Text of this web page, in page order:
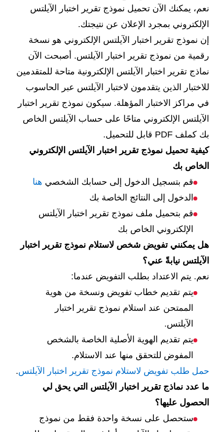
نعم، يمكنك الآن تحميل نموذج تقرير اختبار الآيلتس
الإلكتروني بمجرد الإعلان عن نتيجتك.
إن نموذج تقرير اختبار الآيلتس الإلكتروني هو نسخة
رقمية من نموذج تقرير اختبار الآيلتس. أصبحت الآن
نماذج تقرير اختبار الآيلتس الإلكترونية متاحة للمتقدمين
للاختبار الذين يتقدمون لاختبار الآيلتس عبر الحاسوب
في مراكز الاختبار المؤهلة. سيكون نموذج تقرير اختبار
الآيلتس الإلكتروني متاحًا على حساب الآيلتس الخاص
بك كملف PDF قابل للتحميل.
كيفية تحميل نموذج تقرير اختبار الآيلتس الإلكتروني
الخاص بك
قم بتسجيل الدخول إلى حسابك الشخصي هنا
الدخول إلى النتائج الخاصة بك
قم بتحميل ملف نموذج تقرير اختبار الآيلتس
الإلكتروني الخاص بك
هل يمكنني تفويض شخص لاستلام نموذج تقرير اختبار
الآيلتس نيابةً عني؟
نعم. يتم الاعتداد بطلب التفويض عندما:
يتم تقديم خطاب تفويض ونسخة من هوية
الممتحن عند استلام نموذج تقرير اختبار
الآيلتس.
يتم تقديم الهوية الأصلية الخاصة بالشخص
المفوض للتحقق منها عند الاستلام.
حمل طلب تفويض لاستلام نموذج تقرير اختبار الآيلتس.
ما عدد نماذج تقرير اختبار الآيلتس التي يحق لي
الحصول عليها؟
ستحصل على نسخة واحدة فقط من نموذج